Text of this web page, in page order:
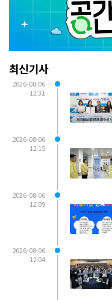
최신기사
2026-08-06
12:31
2026-08-06
12:15
2026-08-06
12:09
2026-08-06
12:04